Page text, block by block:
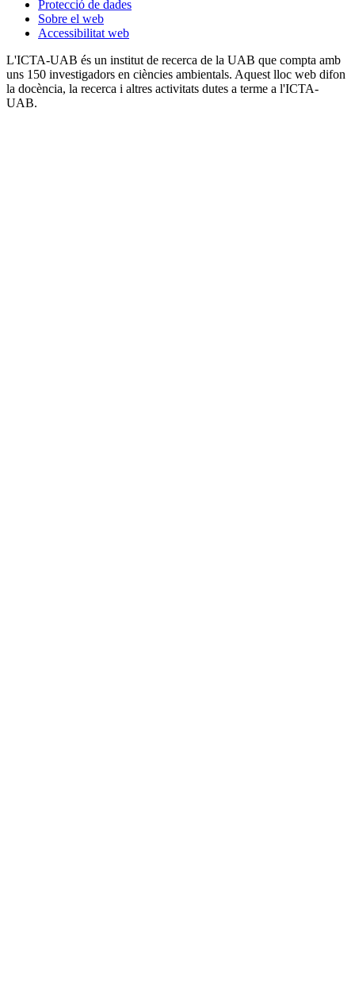
Protecció de dades
Sobre el web
Accessibilitat web
L'ICTA-UAB és un institut de recerca de la UAB que compta amb
uns 150 investigadors en ciències ambientals. Aquest lloc web difon
la docència, la recerca i altres activitats dutes a terme a l'ICTA-
UAB.